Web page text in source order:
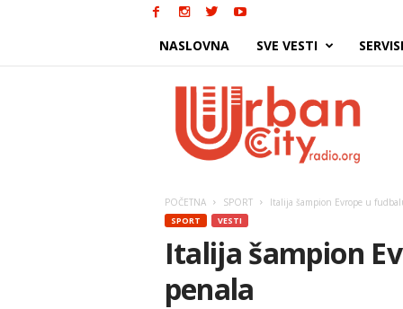
NASLOVNA SVE VESTI
POČETNA SPORT Italija šampion Evrope u
SPORT VESTI
Italija šampion
penala